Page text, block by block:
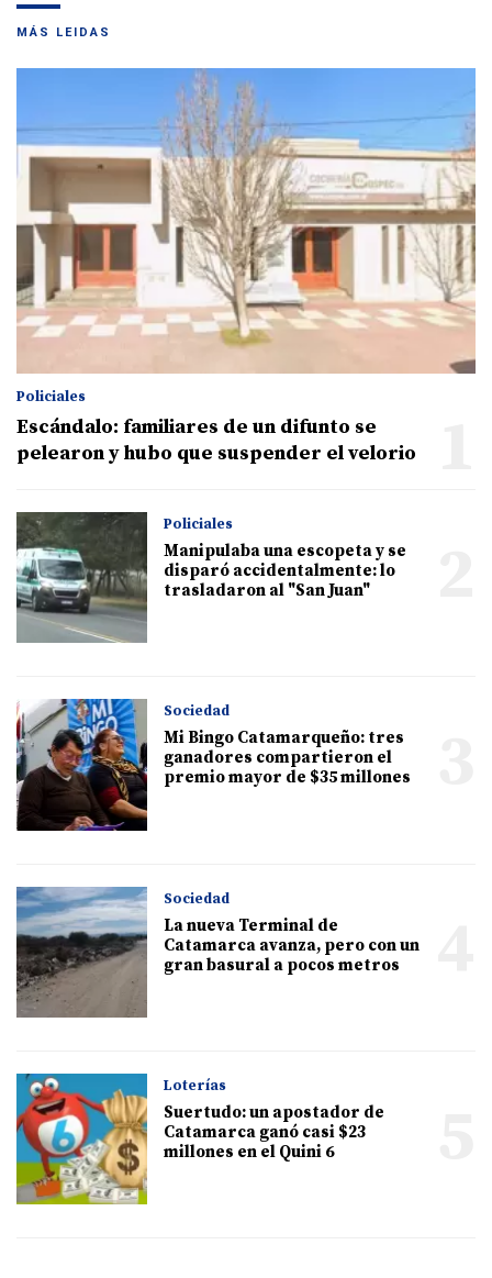
MÁS LEIDAS
Policiales
Escándalo: familiares de un difunto se
pelearon y hubo que suspender el velorio
Policiales
Manipulaba una escopeta y se
disparó accidentalmente: lo
trasladaron al "San Juan"
Sociedad
Mi Bingo Catamarqueño: tres
ganadores compartieron el
premio mayor de $35 millones
Sociedad
La nueva Terminal de
Catamarca avanza, pero con un
gran basural a pocos metros
Loterías
Suertudo: un apostador de
Catamarca ganó casi $23
millones en el Quini 6